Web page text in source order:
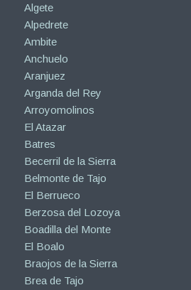
Algete
Alpedrete
Ambite
Anchuelo
Aranjuez
Arganda del Rey
Arroyomolinos
El Atazar
Batres
Becerril de la Sierra
Belmonte de Tajo
El Berrueco
Berzosa del Lozoya
Boadilla del Monte
El Boalo
Braojos de la Sierra
Brea de Tajo